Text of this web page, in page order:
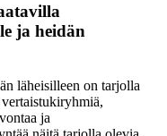
ja heidän
läheisilleen on tarjolla
ja